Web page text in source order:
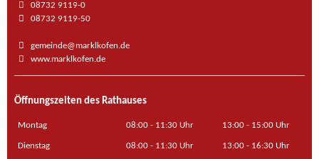
08732 9119-0
08732 9119-50
gemeinde@marklkofen.de
www.marklkofen.de
Öffnungszeiten des Rathauses
Montag 08:00 - 11:30 Uhr 13:00 - 15:00 Uhr
Dienstag 08:00 - 11:30 Uhr 13:00 - 16:30 Uhr